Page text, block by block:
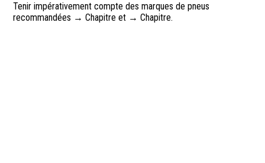
Tenir impérativement compte des marques de pneus
recommandées → Chapitre et → Chapitre.